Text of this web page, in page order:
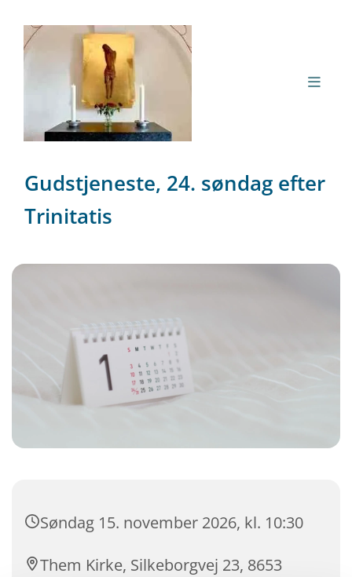
Gudstjeneste, 24. søndag efter
Trinitatis
Søndag 15. november 2026, kl. 10:30
Them Kirke, Silkeborgvej 23, 8653